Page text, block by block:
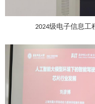
2024级电子信息工